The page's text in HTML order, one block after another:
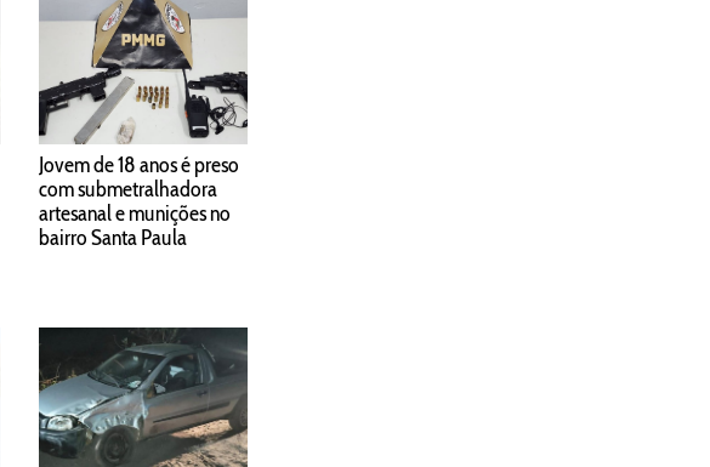
Jovem de 18 anos é preso
com submetralhadora
artesanal e munições no
bairro Santa Paula